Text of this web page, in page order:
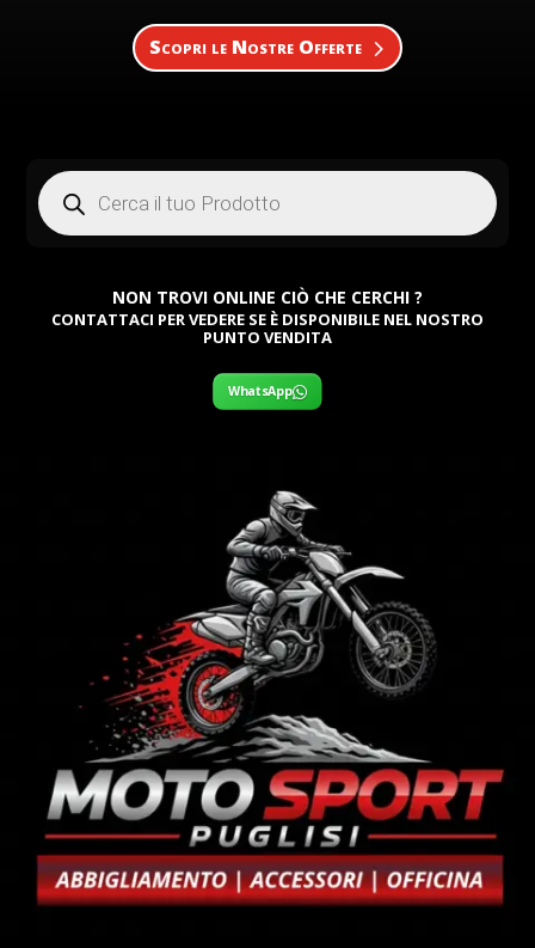
Scopri le Nostre Offerte
Products
search
NON TROVI ONLINE CIÒ CHE CERCHI ?
CONTATTACI PER VEDERE SE È DISPONIBILE NEL NOSTRO
PUNTO VENDITA
WhatsApp